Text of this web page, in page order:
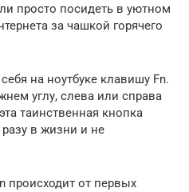
просто посидеть в уютном
за чашкой горячего
на ноутбуке клавишу Fn.
углу, слева или справа
таинственная кнопка
в жизни и не
происходит от первых